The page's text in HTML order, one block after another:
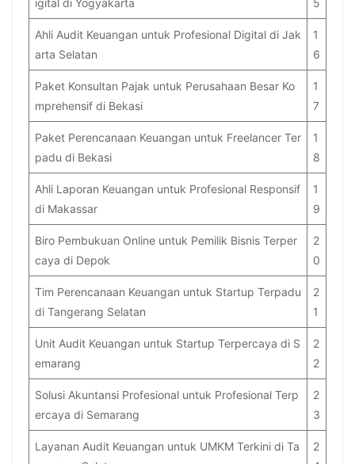
igital di Yogyakarta
5
Ahli Audit Keuangan untuk Profesional Digital di Jak
arta Selatan
1
6
Paket Konsultan Pajak untuk Perusahaan Besar Ko
mprehensif di Bekasi
1
7
Paket Perencanaan Keuangan untuk Freelancer Ter
padu di Bekasi
1
8
Ahli Laporan Keuangan untuk Profesional Responsif
di Makassar
1
9
Biro Pembukuan Online untuk Pemilik Bisnis Terper
caya di Depok
2
0
Tim Perencanaan Keuangan untuk Startup Terpadu
di Tangerang Selatan
2
1
Unit Audit Keuangan untuk Startup Terpercaya di S
emarang
2
2
Solusi Akuntansi Profesional untuk Profesional Terp
ercaya di Semarang
2
3
Layanan Audit Keuangan untuk UMKM Terkini di Ta
2